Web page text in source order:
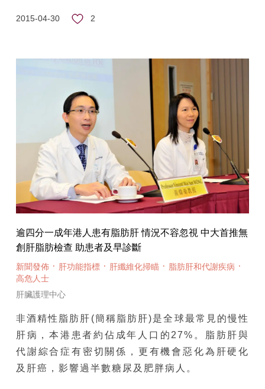
2015-04-30 2
逾四分一成年港人患有脂肪肝 情況不容忽視 中大首推無
創肝脂肪檢查 助患者及早診斷
新聞發佈· 肝功能指標· 肝纖維化掃瞄· 脂肪肝和代謝疾病 ·
高危人士
肝臟護理中心
非酒精性脂肪肝(簡稱脂肪肝)是全球最常見的慢性
肝病，本港患者約佔成年人口的27%。脂肪肝與
代謝綜合症有密切關係，更有機會惡化為肝硬化
及肝癌，影響過半數糖尿及肥胖病人。